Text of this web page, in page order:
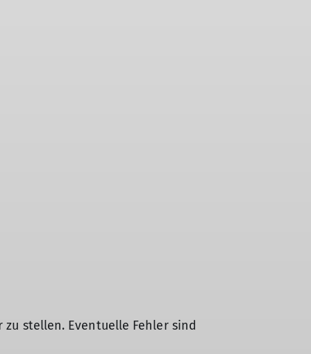
stellen. Eventuelle Fehler sind